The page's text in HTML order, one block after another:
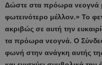
Δώστε στα πρόωρα νεογνά
φωτεινότερο μέλλον.» Το
ακριβώς σε αυτή την
τα πρόωρα νεογνά. Ο
φωνή στην ανάγκη αυτής